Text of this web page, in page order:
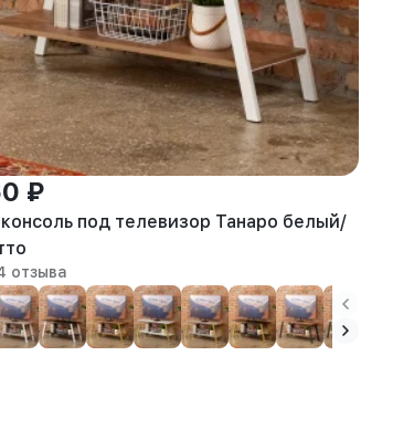
₽
под телевизор Танаро белый/
отзыва